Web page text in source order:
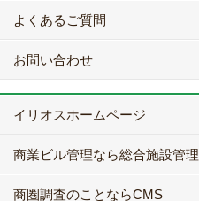
よくあるご質問
お問い合わせ
イリオスホームページ
商業ビル管理なら総合施設管理
商圏調査のことならCMS